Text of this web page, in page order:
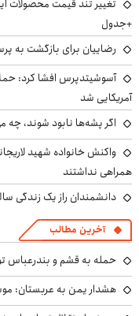
+جدول
رضاییان برای بازگشت به
آمریکایی شد
اگر پشه‌ها نابود شوند، چه
واکنش خانواده شهید
همراهی نداشتند
دانشمندان راز یک زندگی
آخرین مطالب
حمله به قشم و بندرعباس
هشدار یمن به عربستان: